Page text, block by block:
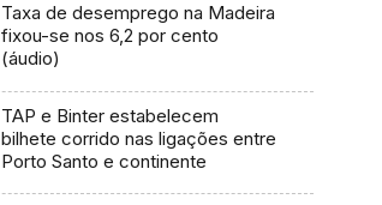
Taxa de desemprego na Madeira
fixou-se nos 6,2 por cento
(áudio)
TAP e Binter estabelecem
bilhete corrido nas ligações entre
Porto Santo e continente